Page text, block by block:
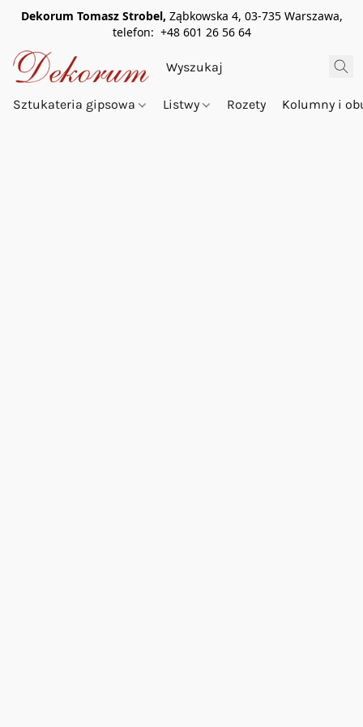
Dekorum Tomasz Strobel, Ząbkowska 4, 03-735 Warszawa,
telefon: +48 601 26 56 64
Sztukateria gipsowa Listwy Rozety Kolumny i